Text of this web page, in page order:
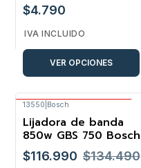
$4.790
IVA INCLUIDO
VER OPCIONES
Envío Gratis Bosch
-13%
13550 Bosch
Lijadora de banda
850w GBS 750 Bosch
$116.990 $134.490